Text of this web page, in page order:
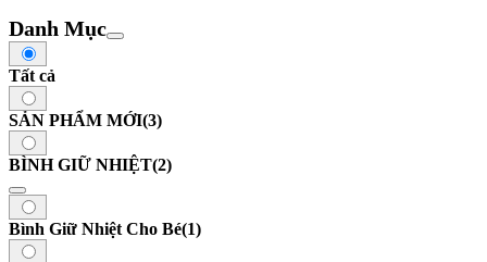
Danh Mục
Tất cả
SẢN PHẨM MỚI(3)
BÌNH GIỮ NHIỆT(2)
Bình Giữ Nhiệt Cho Bé(1)